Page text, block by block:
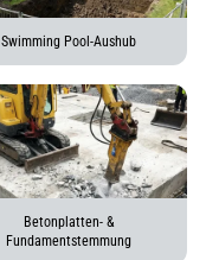
Swimming Pool-Aushub
Betonplatten- &
Fundamentstemmung